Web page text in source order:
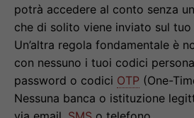
potrà accedere al conto senza
che di solito viene inviato sul tuo
Un’altra regola fondamentale è
con nessuno i tuoi codici
password o codici OTP (One-
Nessuna banca o istituzione